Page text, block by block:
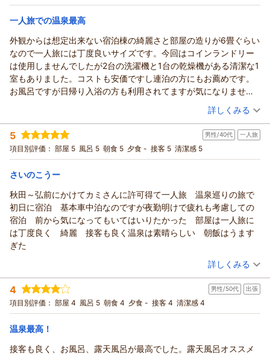
宿泊価格帯： 5,001～6,000円(大人一人あたり/税込)
一人旅での温泉最高
外観からは想定出来ない宿泊棟の綺麗さと部屋の造りが6畳ぐらい
なので一人旅には丁度良いサイズです。今回はコインランドリー
は使用しませんでしたが2台の洗濯機と1台の乾燥機がある清潔な1
室もありました。コストも安価ですし連泊の方にもお薦めです。
お風呂ですが日帰り入浴の方も利用されてますが気になりませ
ん。それは多分よくあるご近所の寄合的ではなく各自、遠くから
きているから顔馴染みもなく偶然節度を保っているからではない
かと感じます。内風呂は少し熱めで良かったです。露天風呂は一
般的に適温です。
日帰り入浴の方の多いせいか旅館としての敷居は高くなく気軽に
ここ2.3年前から東北各地の山々を登りに長野県から来ています
が、私の中では
岩手の花巻、山形の肘折などと同様に印象深い宿でした。また来
ます。
（投稿日：2026/03/15）
宿泊時期： 2026年03月宿泊 (一人旅)
投稿者： センセイさん
宿泊プラン： 最終イン22時までOK！源泉かけ流しの温泉をたっぷり満喫♪ビ
ジネス・観光に♪素泊まり
和室 食事なし
宿泊価格帯： 5,001～6,000円(大人一人あたり/税込)
詳しくみる
5 男性/40代 一人旅
項目別評価： 部屋 5 風呂 5 朝食 5 夕食 - 接客 5 清潔感 5
さいのこうー
秋田～弘前にかけてカミさんに許可得て一人旅 温泉巡りの旅で
初日に宿泊 基本車中泊なのですが夜勤明けで疲れも考慮しての
宿泊 前から気になってもいてはいりたかった 部屋は一人旅に
は丁度良く 綺麗 接客も良く温泉は素晴らしい 朝飯はうます
ぎた
（投稿日：2026/03/06）
宿泊時期： 2026年01月宿泊 (一人旅)
投稿者： ゆうすけさん
宿泊プラン： 【朝食付】和朝食で元気いっぱいの1日をスタート！チェック
インは22時までOK
和室 朝のみ
宿泊価格帯：
詳しくみる
4 男性/50代 出張
項目別評価： 部屋 4 風呂 5 朝食 4 夕食 - 接客 4 清潔感 4
温泉最高！
接客も良く、お風呂、露天風呂が最高でした。露天風呂オススメ